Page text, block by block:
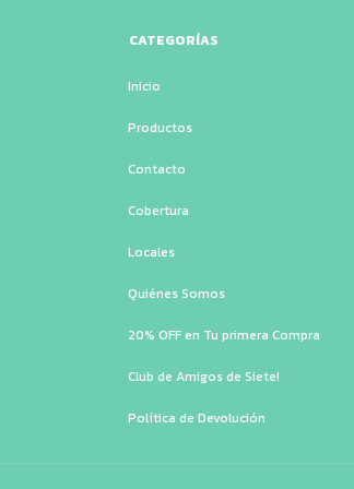
CATEGORÍAS
Inicio
Productos
Contacto
Cobertura
Locales
Quiénes Somos
20% OFF en Tu primera Compra
Club de Amigos de Siete!
Política de Devolución